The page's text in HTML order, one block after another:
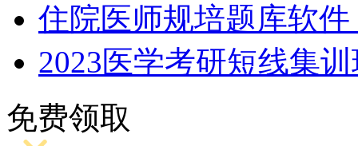
住院医师规培题库软
2023医学考研短线集
免费领取